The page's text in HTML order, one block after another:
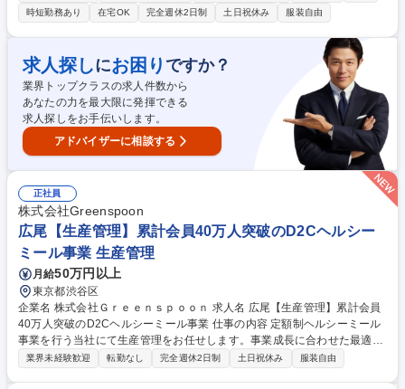
していただきます。 ■生産管理業務■サンプル作成からバルク納品までの
管理・サンプル進捗管理（作成依頼から提出まで）・試験管理（生地、資
材、製品）・製品チェック（仕様確認、工場とのやり取り）・資材発注
（デリバリー管理）・バルク進捗管理（発注から出荷管理まで）・海外工
場での進捗管理、指導【配属先】20課は社内の中でも比較的新しい部署
で、キャリア入社の社員9名が所属しております。 募集職種 【東京/生産
管理(20課/海外)】アパレル業界/創業160年/安定した職場環境
時短勤務あり
在宅OK 完全週休2日制 土日祝休み 服装自由
求人探しにお困り ですか？
業界トップクラスの求人件数から
あなたの力を最大限に発揮できる
求人探しをお手伝いします。
アドバイザーに相談する
正社員
株式会社Greenspoon
広尾【生産管理】累計会員40万人突破のD2Cヘルシー
ミール事業 生産管理
月給50万円以上
東京都渋谷区
企業名 株式会社Ｇｒｅｅｎｓｐｏｏｎ 求人名 広尾【生産管理】累計会員
40万人突破のD2Cヘルシーミール事業 仕事の内容 定額制ヘルシーミール
事業を行う当社にて生産管理をお任せします。事業成長に合わせた最適な
生産・リリース計画の設計など、単なるインフラにとどまらず事業を牽引
業界未経験歓迎 転勤なし 完全週休2日制 土日祝休み 服装自由